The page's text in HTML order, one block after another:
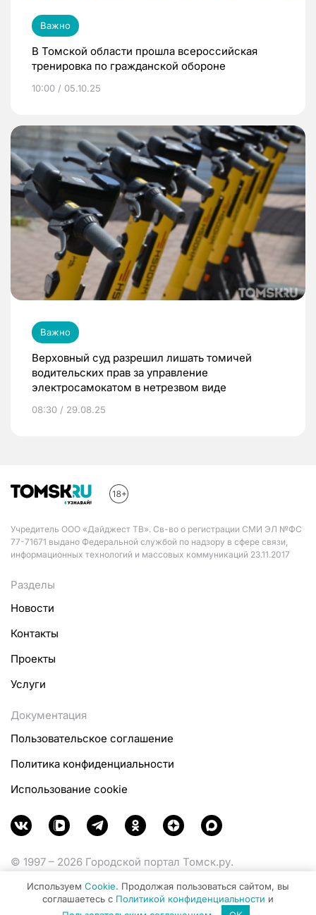
Важно
В Томской области прошла всероссийская
тренировка по гражданской обороне
10:00 / 05.10.25
Важно
Верховный суд разрешил лишать томичей
водительских прав за управление
электросамокатом в нетрезвом виде
08:30 / 29.08.25
Учредитель ООО «Дайджест ТВ». Св-во о регистрации СМИ ЭЛ №ФС
77-71671 выдано Федеральной службой по надзору в сфере связи,
информационных технологий и массовых коммуникаций 23.11.2017
Разделы
Новости
Контакты
Проекты
Услуги
Документация
Пользовательское соглашение
Политика конфиденциальности
Использование cookie
© 1997 – 2026 Городской портал Томск.ру.
Министерства цифрового развития, связи и массовых
коммуникаций Российской Федерации.
Используем Cookie. Продолжая пользоваться сайтом, вы
соглашаетесь с Политикой конфиденциальности и